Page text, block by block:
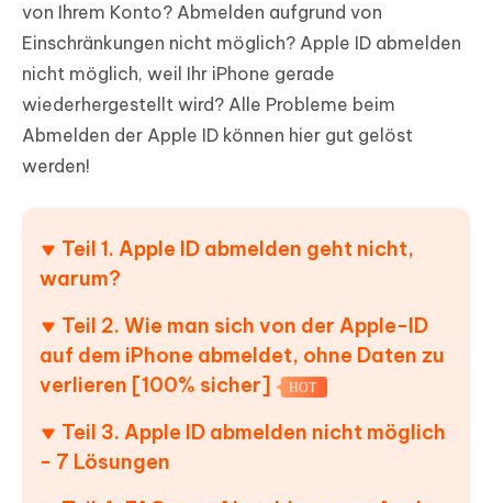
von Ihrem Konto? Abmelden aufgrund von
Einschränkungen nicht möglich? Apple ID abmelden
nicht möglich, weil Ihr iPhone gerade
wiederhergestellt wird? Alle Probleme beim
Abmelden der Apple ID können hier gut gelöst
werden!
Teil 1. Apple ID abmelden geht nicht,
warum?
Teil 2. Wie man sich von der Apple-ID
auf dem iPhone abmeldet, ohne Daten zu
verlieren [100% sicher]
HOT
Teil 3. Apple ID abmelden nicht möglich
- 7 Lösungen